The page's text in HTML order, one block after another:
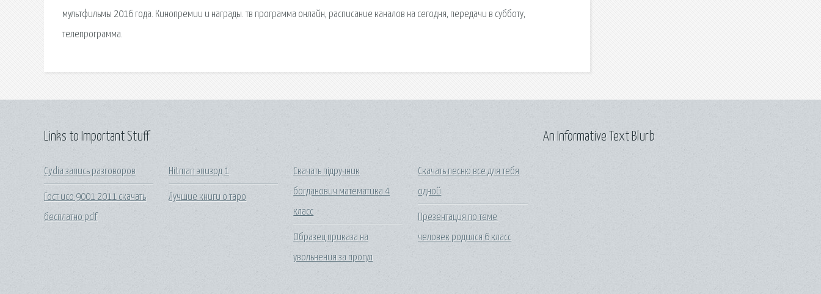
мультфильмы 2016 года. Кинопремии и награды. тв программа онлайн, расписание каналов на сегодня, передачи в субботу,
телепрограмма.
Links to Important Stuff
Cydia запись разговоров
Гост исо 9001 2011 скачать
бесплатно pdf
Hitman эпизод 1
Лучшие книги о таро
Скачать підручник
богданович математика 4
класс
Образец приказа на
увольнения за прогул
Скачать песню все для тебя
одной
Презентация по теме
человек родился 6 класс
An Informative Text Blurb